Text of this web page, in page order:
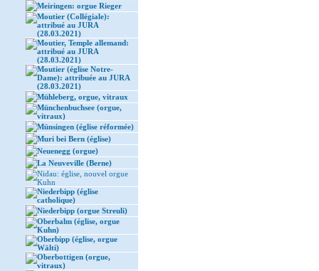
Meiringen: orgue Rieger
Moutier (Collégiale):
attribué au JURA
(28.03.2021)
Moutier, Temple allemand:
attribué au JURA
(28.03.2021)
Moutier (église Notre-
Dame): attribuée au JURA
(28.03.2021)
Mühleberg, orgue, vitraux
Münchenbuchsee (orgue,
vitraux)
Münsingen (église réformée)
Muri bei Bern (église)
Neuenegg (orgue)
La Neuveville (Berne)
Nidau: église, nouvel orgue
Kuhn
Niederbipp (église
catholique)
Niederbipp (orgue Streuli)
Oberbalm (église, orgue
Kuhn)
Oberbipp (église, orgue
Wälti)
Oberbottigen (orgue,
vitraux)